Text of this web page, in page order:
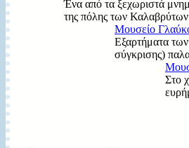
Ένα από τα ξεχωριστά
της πόλης των
Μουσείο
Εξαρτήματα
σύγκρισης)
Στο